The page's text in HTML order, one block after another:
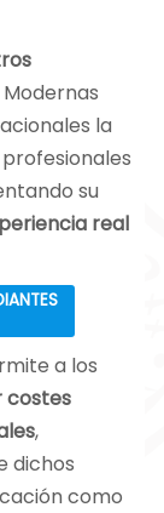
la
su
real
a los
costes
,
dichos
como